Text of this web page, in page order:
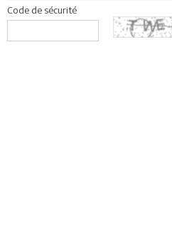
Code de sécurité